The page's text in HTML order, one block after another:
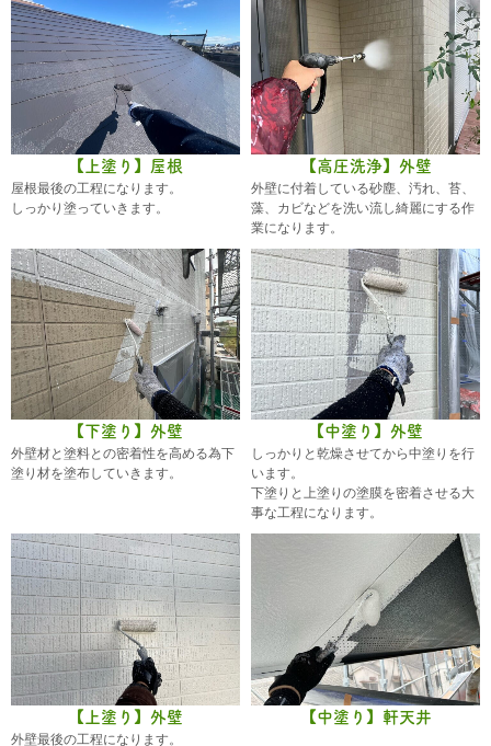
【上塗り】屋根
屋根最後の工程になります。
しっかり塗っていきます。
【高圧洗浄】外壁
外壁に付着している砂塵、汚れ、苔、
藻、カビなどを洗い流し綺麗にする作
業になります。
【下塗り】外壁
外壁材と塗料との密着性を高める為下
塗り材を塗布していきます。
【中塗り】外壁
しっかりと乾燥させてから中塗りを行
います。
下塗りと上塗りの塗膜を密着させる大
事な工程になります。
【上塗り】外壁
外壁最後の工程になります。
【中塗り】軒天井